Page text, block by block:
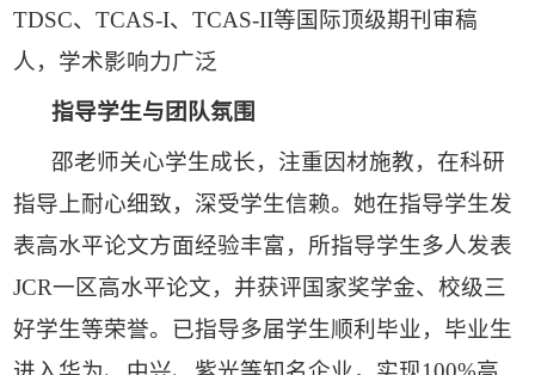
TDSC、TCAS-I、TCAS-II等国际顶级期刊审稿
人，学术影响力广泛
指导学生与团队氛围
邵老师关心学生成长，注重因材施教，在科研
指导上耐心细致，深受学生信赖。她在指导学生发
表高水平论文方面经验丰富，所指导学生多人发表
JCR一区高水平论文，并获评国家奖学金、校级三
好学生等荣誉。已指导多届学生顺利毕业，毕业生